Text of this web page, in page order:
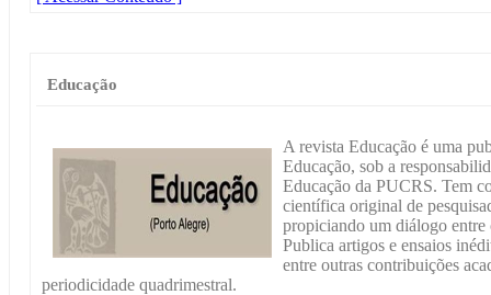
Educação
A revista Educação é uma
Educação, sob a
Educação da PUCRS. Tem
científica original de
propiciando um diálogo entre
Publica artigos e ensaios
entre outras contribuições
periodicidade quadrimestral.